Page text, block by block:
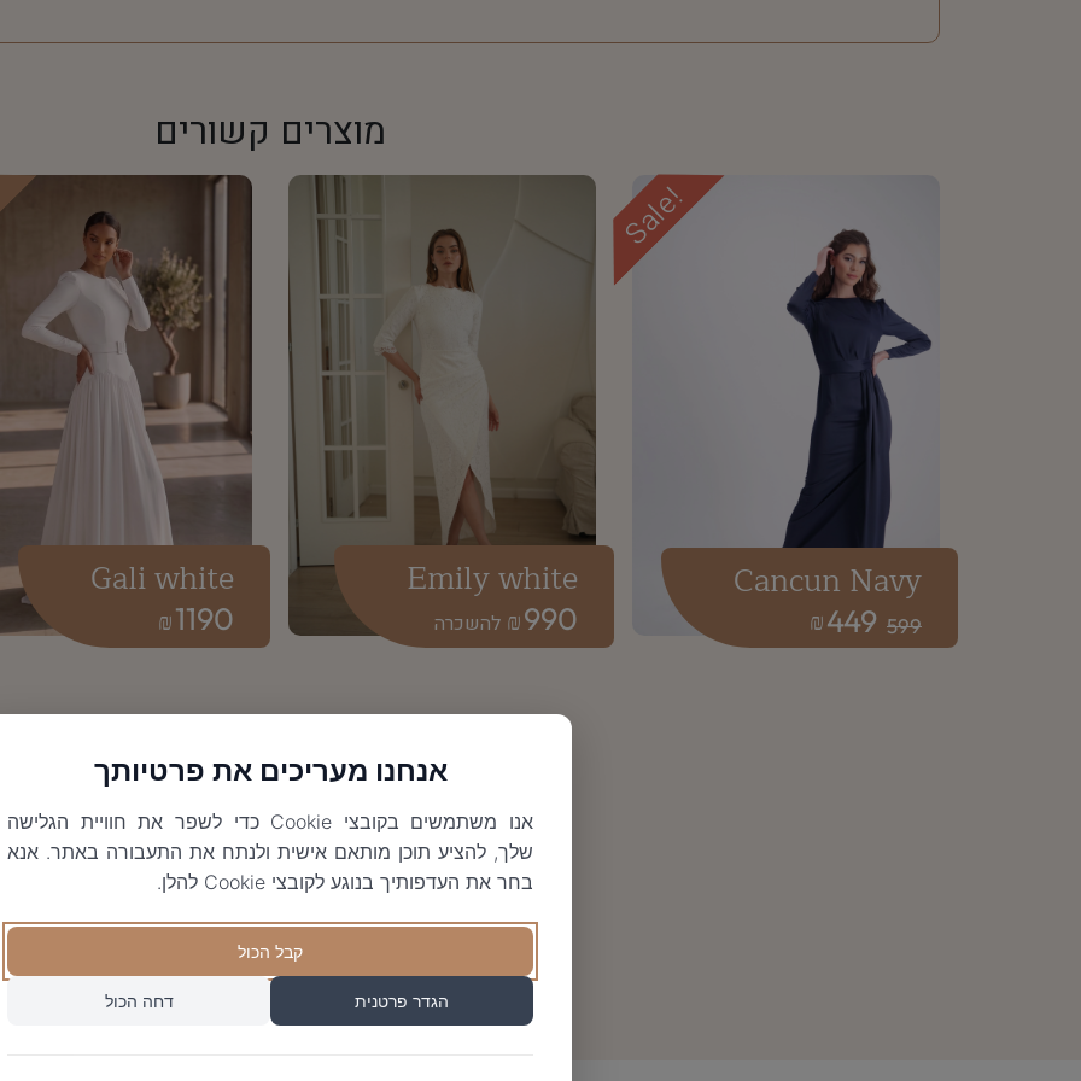
מוצרים קשורים
Sale!
599
449
₪
Cancun Navy
990
₪
Emily white
1190
₪
Gali white
אנחנו מעריכים את פרטיותך
אנו משתמשים בקובצי Cookie כדי לשפר את חוויית הגלישה
שלך, להציע תוכן מותאם אישית ולנתח את התעבורה באתר. אנא
בחר את העדפותיך בנוגע לקובצי Cookie להלן.
קבל הכול
הגדר פרטנית דחה הכול